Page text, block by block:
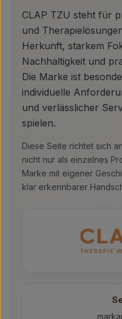
CLAP TZU steht für
und
Herkunft, starkem
Nachhaltigkeit und
Die Marke ist
individuelle
und verlässlicher
spielen.
Diese Seite richtet sich
nicht nur als einzelnes
Marke mit eigener
klar erkennbarer